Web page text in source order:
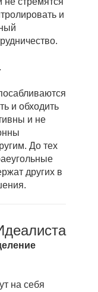
и
.
и обходить
и не
До тех
других в
на себя